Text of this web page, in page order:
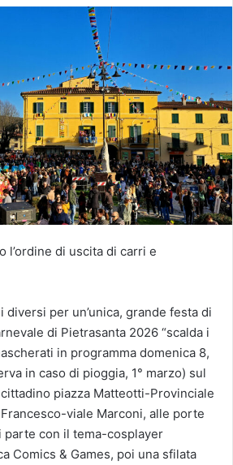
l’ordine di uscita di carri e
per un’unica, grande festa di
di Pietrasanta 2026 “scalda i
in programma domenica 8,
in caso di pioggia, 1° marzo) sul
piazza Matteotti-Provinciale
viale Marconi, alle porte
con il tema-cosplayer
Comics & Games, poi una sfilata